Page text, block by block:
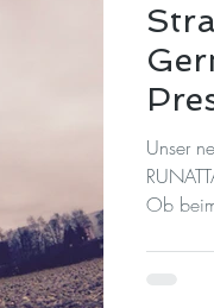
Test
Unser
Ob